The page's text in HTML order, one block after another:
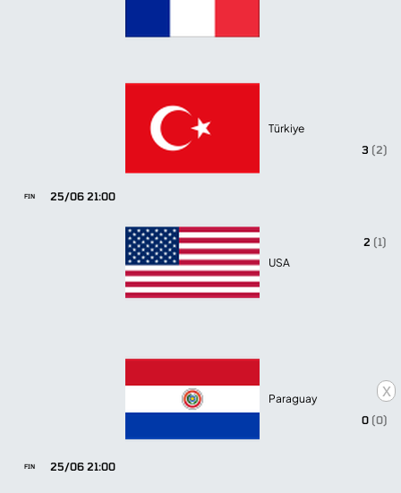
x
25/06 21:00
FIN
Türkiye
USA
3 (2)
2 (1)
25/06 21:00
FIN
Paraguay
0 (0)